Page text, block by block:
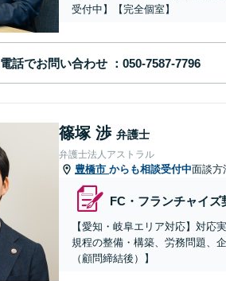
受付中】【完全個室】
電話でお問い合わせ
篠塚 渉 弁護士
弁護士法人アストラル
豊橋市 からも相談受付中面談方
FC・フランチャイズ
【愛知・岐阜エリア対応】対応
規程の整備・構築、労務問題、
（顧問締結後）】